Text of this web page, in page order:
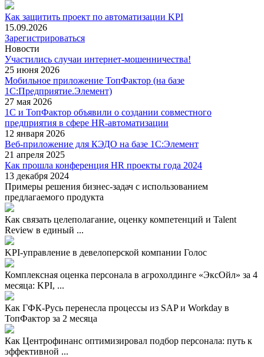
Как защитить проект по автоматизации KPI
15.09.2026
Зарегистрироваться
Новости
Участились случаи интернет-мошенничества!
25 июня 2026
Мобильное приложение ТопФактор (на базе
1С:Предприятие.Элемент)
27 мая 2026
1С и ТопФактор объявили о создании совместного
предприятия в сфере HR-автоматизации
12 января 2026
Веб-приложение для КЭДО на базе 1С:Элемент
21 апреля 2025
Как прошла конференция HR проекты года 2024
13 декабря 2024
Примеры решения бизнес-задач с использованием
предлагаемого продукта
Как связать целеполагание, оценку компетенций и Talent
Review в единый ...
KPI-управление в девелоперской компании Голос
Комплексная оценка персонала в агрохолдинге «ЭксОйл» за 4
месяца: KPI, ...
Как ГФК-Русь перенесла процессы из SAP и Workday в
ТопФактор за 2 месяца
Как Центрофинанс оптимизировал подбор персонала: путь к
эффективной ...